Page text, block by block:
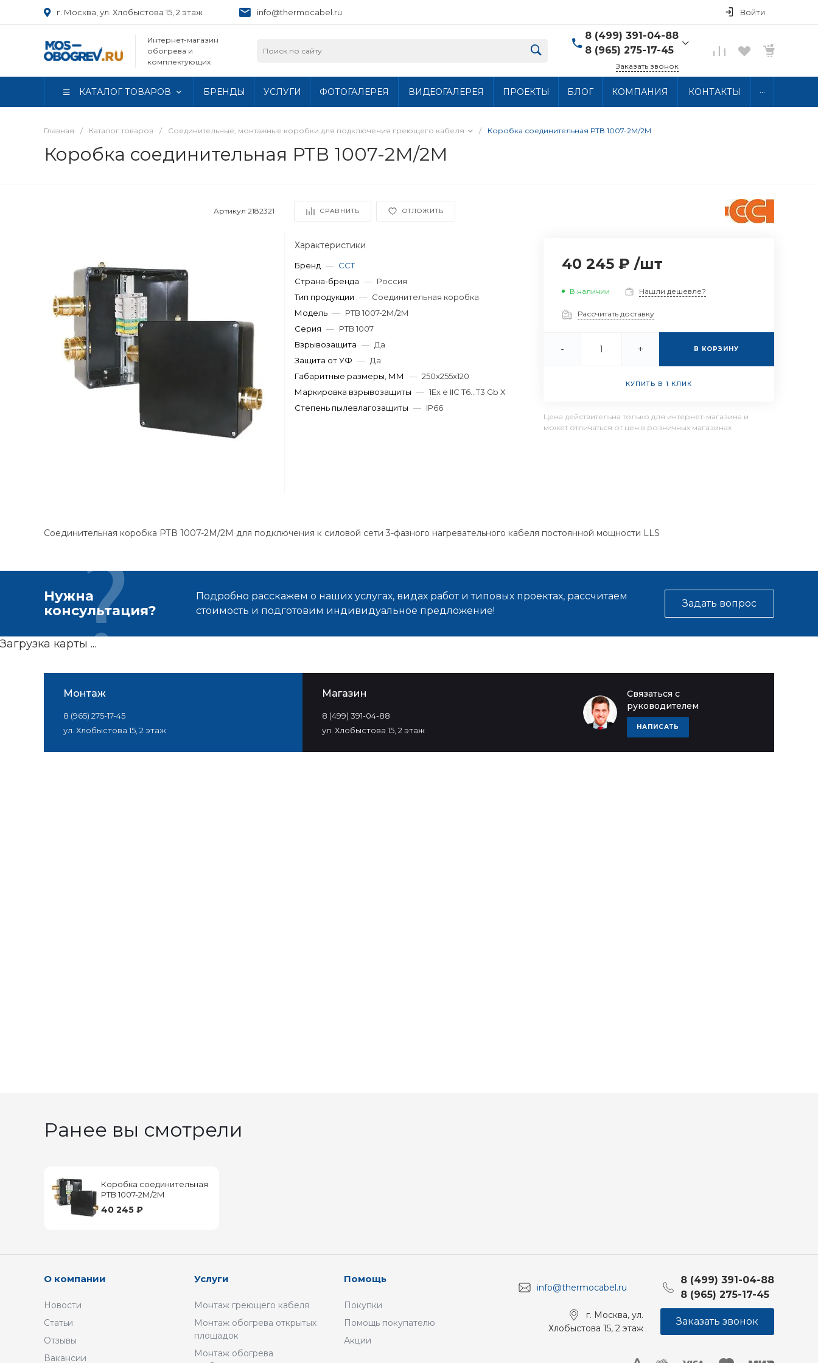
г. Москва, ул. Хлобыстова 15, 2 этаж info@thermocabel.ru Войти
Интернет-магазин
обогрева и
комплектующих
8 (499) 391-04-88
8 (965) 275-17-45
8 (499) 391-04-88
Хлобыстова 15, 2 этаж
Вс: Выходной
Заказать звонок
КАТАЛОГ ТОВАРОВ БРЕНДЫ УСЛУГИ ФОТОГАЛЕРЕЯ ВИДЕОГАЛЕРЕЯ ПРОЕКТЫ БЛОГ КОМПАНИЯ КОНТАКТЫ ...
Главная / Каталог товаров / Соединительные, монтажные коробки для подключения греющего кабеля / Коробка соединительная РТВ 1007-2М/2М
Коробка соединительная РТВ 1007-2М/2М
Артикул 2182321 СРАВНИТЬ ОТЛОЖИТЬ
Характеристики
Бренд — ССТ
Страна-бренда — Россия
Тип продукции — Соединительная коробка
Модель — РТВ 1007-2М/2М
Серия — РТВ 1007
Взрывозащита — Да
Защита от УФ — Да
Габаритные размеры, ММ
— 250x255x120
Маркировка взрывозащиты — 1Ex e IIC T6...T3 Gb X
Степень пылевлагозащиты — IP66
40 245 ₽/шт
В наличии Нашли дешевле?
Рассчитать доставку
- + В КОРЗИНУ
КУПИТЬ В 1 КЛИК
Цена действительна только для интернет-магазина и
может отличаться от цен в розничных магазинах
Соединительная коробка РТВ 1007-2М/2М для подключения к силовой сети 3-фазного нагревательного кабеля постоянной мощности LLS
Нужна
консультация?
Подробно расскажем о наших услугах, видах работ и типовых проектах, рассчитаем
стоимость и подготовим индивидуальное предложение!
Задать вопрос
Связаться с
руководителем
НАПИСАТЬ
Монтаж
8 (965) 275-17-45
ул. Хлобыстова 15, 2 этаж
Магазин
8 (499) 391-04-88
ул. Хлобыстова 15, 2 этаж
Загрузка карты ...
Ранее вы смотрели
Коробка соединительная
РТВ 1007-2М/2М
40 245 ₽
О компании
Новости
Статьи
Отзывы
Вакансии
Услуги
Монтаж греющего кабеля
Монтаж обогрева открытых
площадок
Монтаж обогрева
Помощь
Покупки
Помощь покупателю
Акции
info@thermocabel.ru
8 (499) 391-04-88
8 (965) 275-17-45
г. Москва, ул.
Хлобыстова 15, 2 этаж
Заказать звонок